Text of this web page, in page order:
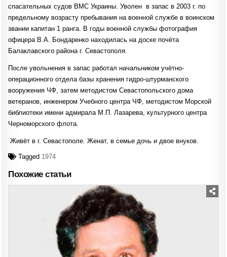
спасательных судов ВМС Украины. Уволен в запас в 2003 г. по
предельному возрасту пребывания на военной службе в воинском
звании капитан 1 ранга. В годы военной службы фотография
офицера В.А. Бондаренко находилась на доске почёта
Балаклавского района г. Севастополя.
После увольнения в запас работал начальником учётно-
операционного отдела базы хранения гидро-штурманского
вооружения ЧФ, затем методистом Севастопольского дома
ветеранов, инженером Учебного центра ЧФ, методистом Морской
библиотеки имени адмирала М.П. Лазарева, культурного центра
Черноморского флота.
Живёт в г. Севастополе. Женат, в семье дочь и двое внуков.
Tagged 1974
Похожие статьи
Posted
in